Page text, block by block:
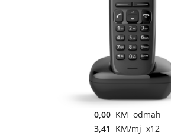
0,00 KM odmah
3,41 KM/mj x12